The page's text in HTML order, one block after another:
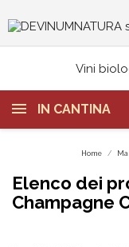
Vini
IN CANTINA
Home
Elenco dei
Champagne